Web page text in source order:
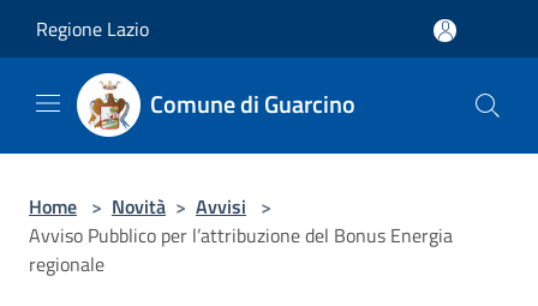
Regione Lazio
Comune di Guarcino
Home > Novità > Avvisi >
Avviso Pubblico per l’attribuzione del Bonus Energia
regionale